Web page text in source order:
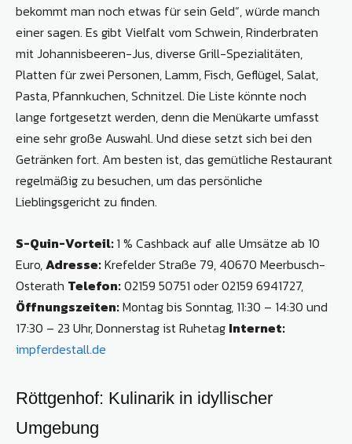
bekommt man noch etwas für sein Geld“, würde manch
einer sagen. Es gibt Vielfalt vom Schwein, Rinderbraten
mit Johannisbeeren-Jus, diverse Grill-Spezialitäten,
Platten für zwei Personen, Lamm, Fisch, Geflügel, Salat,
Pasta, Pfannkuchen, Schnitzel. Die Liste könnte noch
lange fortgesetzt werden, denn die Menükarte umfasst
eine sehr große Auswahl. Und diese setzt sich bei den
Getränken fort. Am besten ist, das gemütliche Restaurant
regelmäßig zu besuchen, um das persönliche
Lieblingsgericht zu finden.
S-Quin-Vorteil:1 % Cashback auf alle Umsätze ab 10
Euro,Adresse:Krefelder Straße 79, 40670 Meerbusch-
Osterath Telefon:02159 50751 oder 02159 6941727,
Öffnungszeiten:Montag bis Sonntag, 11:30 – 14:30 und
17:30 – 23 Uhr, Donnerstag ist Ruhetag Internet:
impferdestall.de
Röttgenhof: Kulinarik in idyllischer
Umgebung